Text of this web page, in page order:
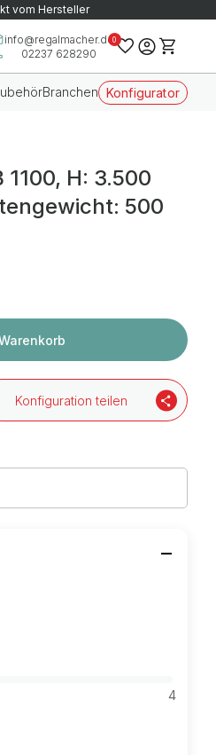
vom Hersteller
info@regalmacher.de
02237 628290
0
Branchen Konfigurator
H: 3.500
500
Konfiguration teilen
4